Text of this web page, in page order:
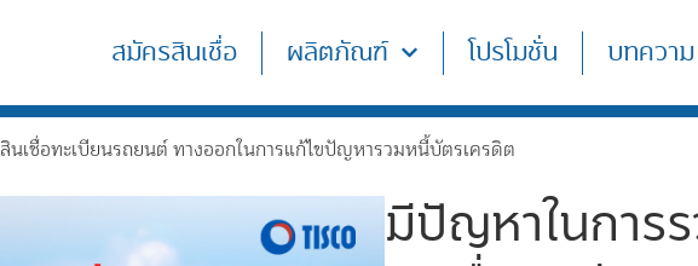
สมัครสินเชื่อ ผลิตภัณฑ์ โปรโมชั่น บทความ
สินเชื่อทะเบียนรถยนต์ ทางออกในการแก้ไขปัญหารวมหนี้บัตรเครดิต
มีปัญหาในการ